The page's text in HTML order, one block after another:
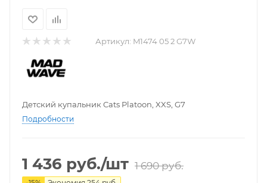
Артикул: M1474 05 2 G7W
Детский купальник Cats Platoon, XXS, G7
Подробности
1 436 руб./шт 1 690руб.